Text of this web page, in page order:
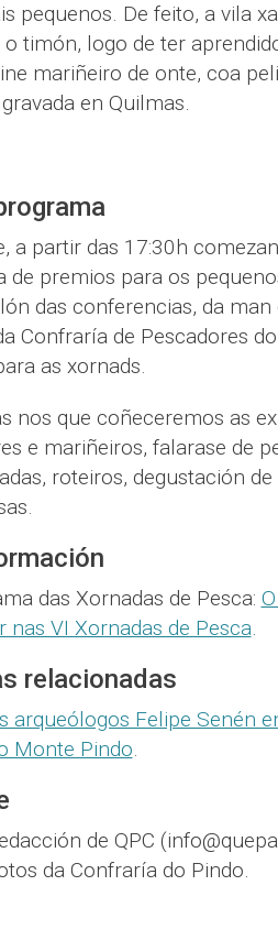
pequenos. De feito, a vila
timón, logo de ter
mariñeiro de onte, coa
en Quilmas.
a partir das 17:30h
de premios para os
das conferencias, da
Confraría de Pescadores
as xornads.
nos que coñeceremos as
e mariñeiros, falarase de
roteiros, degustación
das Xornadas de Pesca:
nas VI Xornadas de Pesca.
relacionadas
arqueólogos Felipe Senén
Monte Pindo.
de QPC
da Confraría do Pindo.